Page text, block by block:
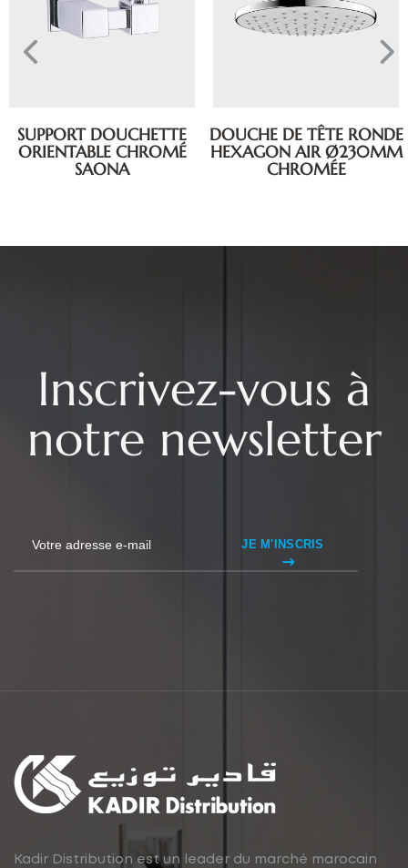
SUPPORT DOUCHETTE
ORIENTABLE CHROMÉ
SAONA
DOUCHE DE TÊTE RONDE
HEXAGON AIR Ø230MM
CHROMÉE
Inscrivez-vous à
notre newsletter
JE M'INSCRIS
Kadir Distribution est un leader du marché marocain